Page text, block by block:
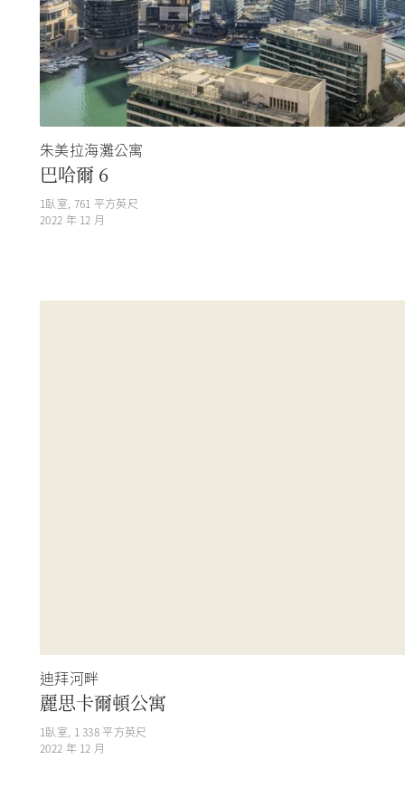
朱美拉海灘公寓
巴哈爾 6
1臥室, 761 平方英尺
2022 年 12 月
迪拜河畔
麗思卡爾頓公寓
1臥室, 1 338 平方英尺
2022 年 12 月